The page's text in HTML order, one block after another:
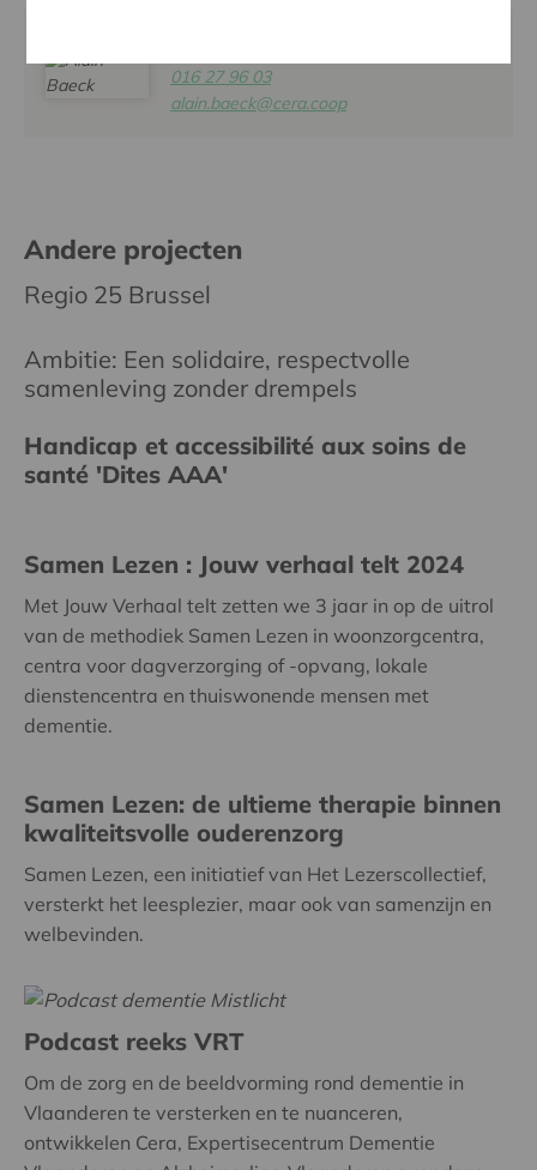
016 27 96 03
alain.baeck@cera.coop
Andere projecten
Regio 25 Brussel
Ambitie: Een solidaire, respectvolle
samenleving zonder drempels
Handicap et accessibilité aux soins de
santé 'Dites AAA'
Samen Lezen : Jouw verhaal telt 2024
Met Jouw Verhaal telt zetten we 3 jaar in op de uitrol
van de methodiek Samen Lezen in woonzorgcentra,
centra voor dagverzorging of -opvang, lokale
dienstencentra en thuiswonende mensen met
dementie.
Samen Lezen: de ultieme therapie binnen
kwaliteitsvolle ouderenzorg
Samen Lezen, een initiatief van Het Lezerscollectief,
versterkt het leesplezier, maar ook van samenzijn en
welbevinden.
Podcast reeks VRT
Om de zorg en de beeldvorming rond dementie in
Vlaanderen te versterken en te nuanceren,
ontwikkelen Cera, Expertisecentrum Dementie